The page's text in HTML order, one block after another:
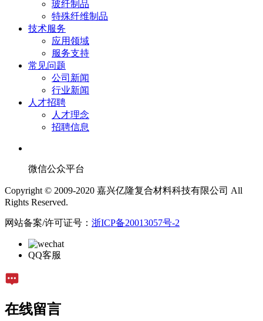
玻纤制品
特殊纤维制品
技术服务
应用领域
服务支持
常见问题
公司新闻
行业新闻
人才招聘
人才理念
招聘信息
微信公众平台
Copyright © 2009-2020 嘉兴亿隆复合材料科技有限公司 All
Rights Reserved.
网站备案/许可证号： 浙ICP备20013057号-2
QQ客服
在线留言